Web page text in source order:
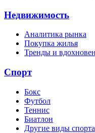
Недвижимость
Аналитика рынка
Покупка жилья
Тренды и
Спорт
Бокс
Футбол
Теннис
Биатлон
Другие виды спорта